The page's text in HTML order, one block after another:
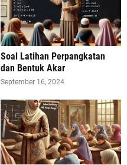
Soal Latihan Perpangkatan
dan Bentuk Akar
September 16, 2024